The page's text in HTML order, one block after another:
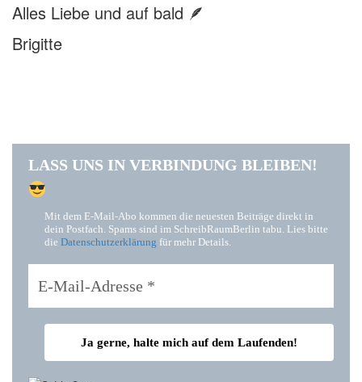
Alles Liebe und auf bald 🪶
Brigitte
LASS UNS IN VERBINDUNG BLEIBEN!
Mit dem E-Mail-Abo kommen die neuesten Beiträge direkt in
dein Postfach. Spams sind im SchreibRaumBerlin tabu. Lies bitte
die Datenschutzerklärung für mehr Details.